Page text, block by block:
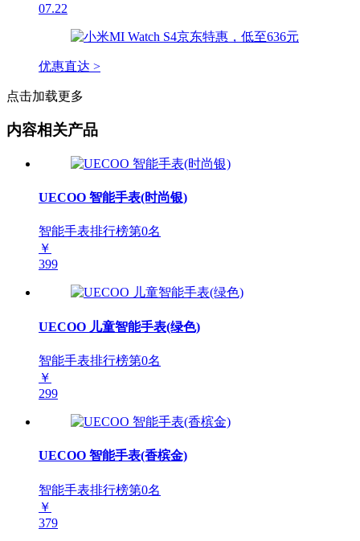
07.22
优惠直达 >
点击加载更多
内容相关产品
UECOO 智能手表(时尚银)
智能手表排行榜第0名
￥
399
UECOO 儿童智能手表(绿色)
智能手表排行榜第0名
￥
299
UECOO 智能手表(香槟金)
智能手表排行榜第0名
￥
379